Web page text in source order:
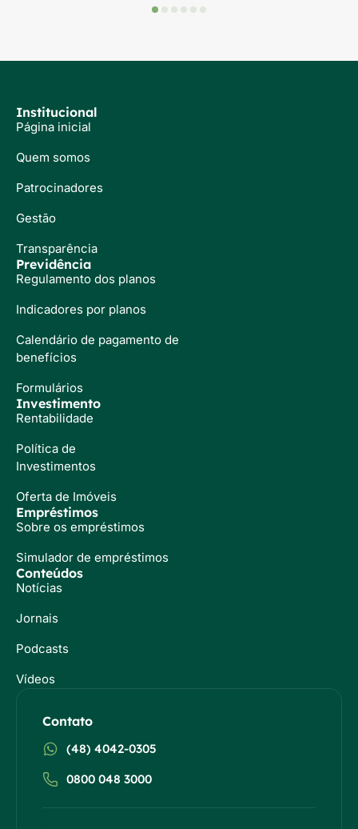
Institucional
Página inicial
Quem somos
Patrocinadores
Gestão
Transparência
Previdência
Regulamento dos planos
Indicadores por planos
Calendário de pagamento de
benefícios
Formulários
Investimento
Rentabilidade
Política de
Investimentos
Oferta de Imóveis
Empréstimos
Sobre os empréstimos
Simulador de empréstimos
Conteúdos
Notícias
Jornais
Podcasts
Vídeos
Contato
(48) 4042-0305
0800 048 3000